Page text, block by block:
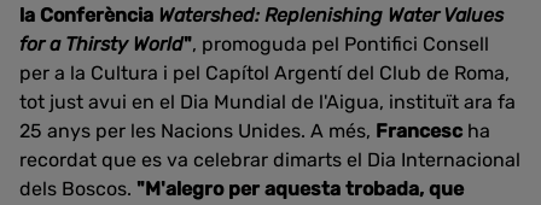
la Conferència Watershed: Replenishing Water Values
for a Thirsty World", promoguda pel Pontifici Consell
per a la Cultura i pel Capítol Argentí del Club de Roma,
tot just avui en el Dia Mundial de l'Aigua, instituït ara fa
25 anys per les Nacions Unides. A més, Francesc ha
recordat que es va celebrar dimarts el Dia Internacional
dels Boscos. "M'alegro per aquesta trobada, que